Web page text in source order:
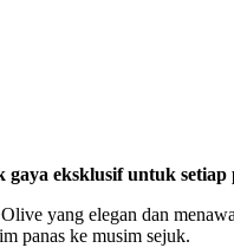
eksklusif untuk setiap
yang elegan dan
panas ke musim sejuk.